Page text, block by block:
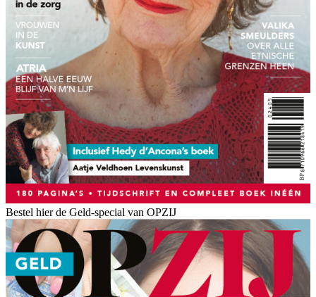
Bestel hier de Geld-special van OPZIJ